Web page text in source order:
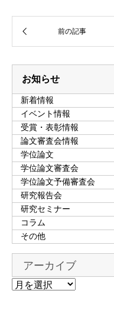
お知らせ
新着情報
イベント情報
受賞・表彰情報
論文審査会情報
学位論文
学位論文審査会
学位論文予備審査会
研究報告会
研究セミナー
コラム
その他
アーカイブ
ア